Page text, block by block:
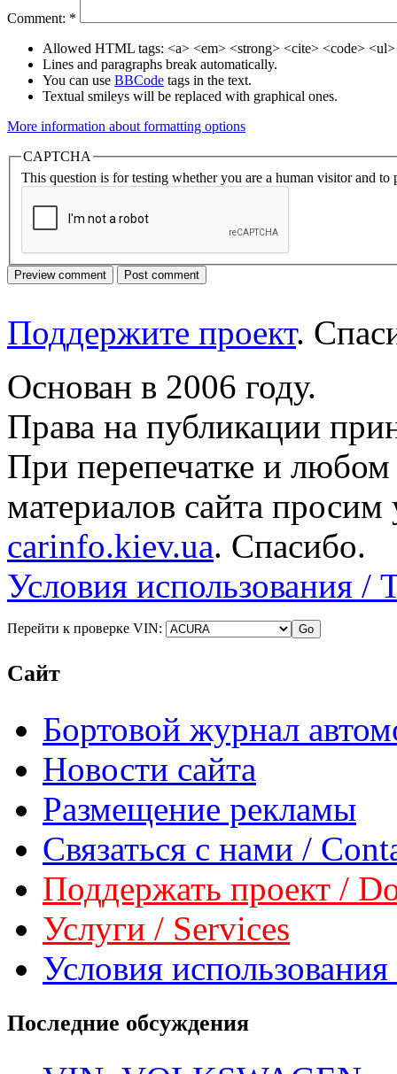
Comment: *
Allowed HTML tags: <a> <em> <strong> <cite> <code>
Lines and paragraphs break automatically.
You can use BBCode tags in the text.
Textual smileys will be replaced with graphical ones.
More information about formatting options
CAPTCHA
This question is for testing whether you are a human visitor and to
Поддержите проект.
Основан в 2006 году.
Права на публикации
При перепечатке и
материалов сайта просим
carinfo.kiev.ua. Спасибо.
Условия использования /
Перейти к проверке VIN:
Сайт
Бортовой журнал
Новости сайта
Размещение рекламы
Связаться с нами /
Поддержать проект /
Услуги / Services
Условия
Последние обсуждения